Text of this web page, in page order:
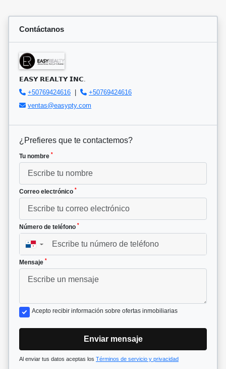
Contáctanos
𝗘𝗔𝗦𝗬 𝗥𝗘𝗔𝗟𝗧𝗬 𝗜𝗡𝗖.
+50769424616 |
+50769424616
ventas@easypty.com
¿Prefieres que te contactemos?
Tu nombre *
Correo electrónico *
Número de teléfono *
▼
Mensaje *
Acepto recibir información sobre ofertas inmobiliarias
Enviar mensaje
Al enviar tus datos aceptas los Términos de servicio y privacidad